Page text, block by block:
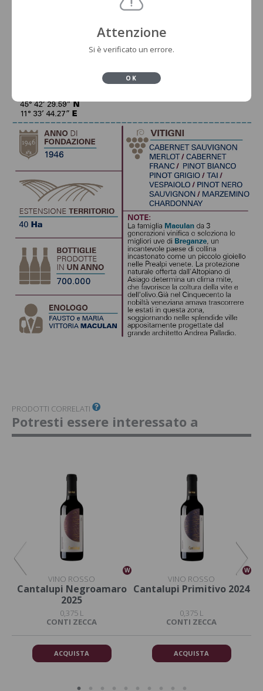
PRODOTTI CORRELATI
Potresti essere interessato a
W
VINO ROSSO
Cantalupi Negroamaro
2025
0,375 L
CONTI ZECCA
ACQUISTA
W
VINO ROSSO
Cantalupi Primitivo 2024
0,375 L
CONTI ZECCA
ACQUISTA
Attenzione
Si è verificato un errore.
OK